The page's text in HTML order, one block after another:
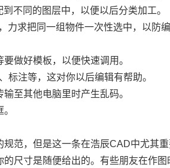
不同的图层中，以便以后分类加工。
力求把同一组物件一次性选中，以防
做好模板，以便快速调用。
标注等，这对你以后编辑有帮助。
至其他电脑里时产生乱码。
规范，但是这一条在浩辰CAD中尤其
尺寸是随便给出的。有些朋友在作